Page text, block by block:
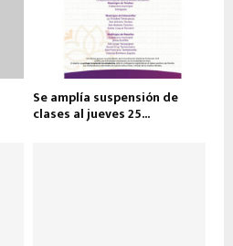
Se amplía suspensión de
clases al jueves 25...